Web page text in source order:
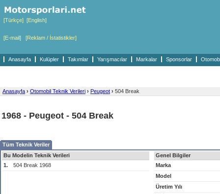
[Türkçe] [English]
[E-mail] [Reklam / İstatistikler]
Anasayfa Kulüpler Takımlar Yarışmacılar Markalar Sponsorlar
Anasayfa › Otomobil Teknik Verileri › Peugeot › 504 Break
1968 - Peugeot - 504 Break
Tüm Teknik Veriler
Bu Modelin Teknik Verileri
1.
504 Break 1968
Genel Bilgiler
Marka
Model
Üretim Yılı